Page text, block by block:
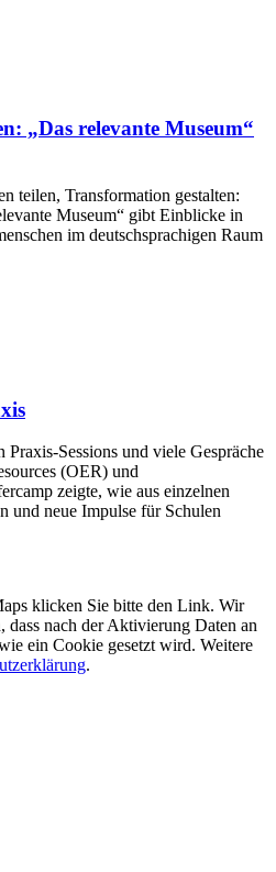
„Das relevante Museum“
teilen, Transformation gestalten:
Museum“ gibt Einblicke in
im deutschsprachigen Raum
Sessions und viele Gespräche
(OER) und
zeigte, wie aus einzelnen
und neue Impulse für Schulen
klicken Sie bitte den Link. Wir
dass nach der Aktivierung Daten an
ein Cookie gesetzt wird. Weitere
.